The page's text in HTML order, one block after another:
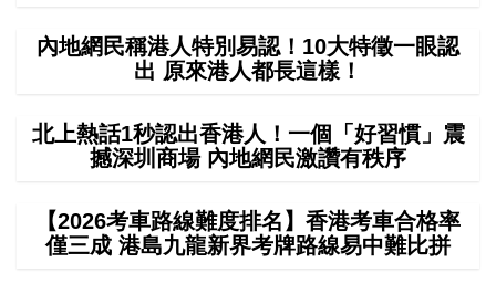
內地網民稱港人特別易認！10大特徵一眼認
出 原來港人都長這樣！
北上熱話1秒認出香港人！一個「好習慣」震
撼深圳商場 內地網民激讚有秩序
【2026考車路線難度排名】香港考車合格率
僅三成 港島九龍新界考牌路線易中難比拼